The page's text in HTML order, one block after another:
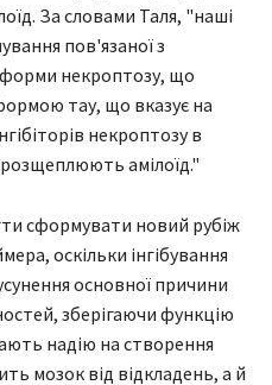
За словами Таля, "наші
пов'язаної з
некроптозу, що
тау, що вказує на
некроптозу в
амілоїд."
сформувати новий рубіж
оскільки інгібування
основної причини
зберігаючи функцію
надію на створення
мозок від відкладень, а й